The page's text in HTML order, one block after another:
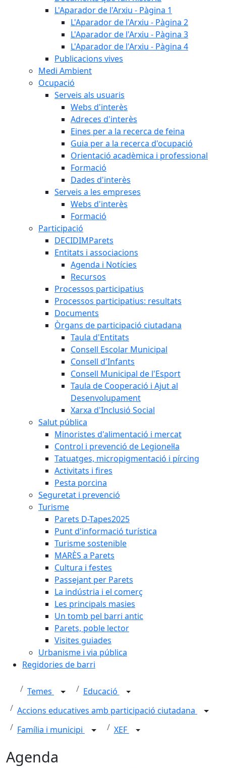
L'Aparador de l'Arxiu - Pàgina 1
L'Aparador de l'Arxiu - Pàgina 2
L'Aparador de l'Arxiu - Pàgina 3
L'Aparador de l'Arxiu - Pàgina 4
Publicacions vives
Medi Ambient
Ocupació
Serveis als usuaris
Webs d'interès
Adreces d'interès
Eines per a la recerca de feina
Guia per a la recerca d'ocupació
Orientació acadèmica i professional
Formació
Dades d'interès
Serveis a les empreses
Webs d'interès
Formació
Participació
DECIDIMParets
Entitats i associacions
Agenda i Notícies
Recursos
Processos participatius
Processos participatius: resultats
Documents
Òrgans de participació ciutadana
Taula d'Entitats
Consell Escolar Municipal
Consell d'Infants
Consell Municipal de l'Esport
Taula de Cooperació i Ajut al
Desenvolupament
Xarxa d'Inclusió Social
Salut pública
Minoristes d'alimentació i mercat
Control i prevenció de Legionel·la
Tatuatges, micropigmentació i pírcing
Activitats i fires
Pesta porcina
Seguretat i prevenció
Turisme
Parets D-Tapes2025
Punt d'informació turística
Turisme sostenible
MARÈS a Parets
Cultura i festes
Passejant per Parets
La indústria i el comerç
Les principals masies
Un tomb pel barri antic
Parets, poble lector
Visites guiades
Urbanisme i via pública
Regidories de barri
Temes
Educació
Accions educatives amb participació ciutadana
Família i municipi
XEF
Agenda